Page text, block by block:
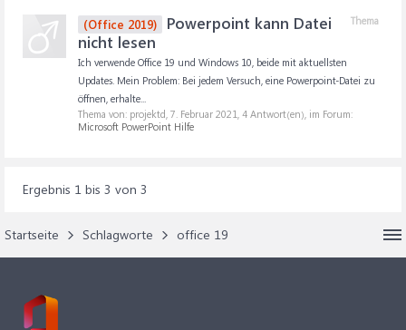
Thema
(Office 2019)
Powerpoint kann Datei
nicht lesen
Ich verwende Office 19 und Windows 10, beide mit aktuellsten
Updates. Mein Problem: Bei jedem Versuch, eine Powerpoint-Datei zu
öffnen, erhalte...
Thema von: projektd, 7. Februar 2021, 4 Antwort(en), im Forum:
Microsoft PowerPoint Hilfe
Ergebnis 1 bis 3 von 3
Startseite Schlagworte office 19